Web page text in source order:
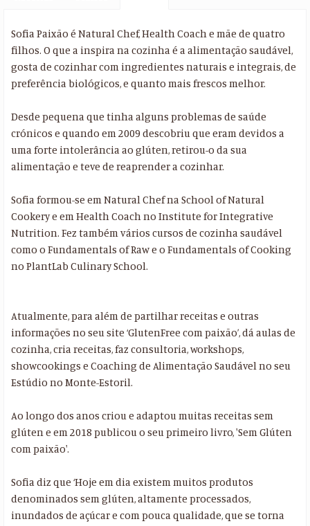
Sofia Paixão é Natural Chef, Health Coach e mãe de quatro
filhos. O que a inspira na cozinha é a alimentação saudável,
gosta de cozinhar com ingredientes naturais e integrais, de
preferência biológicos, e quanto mais frescos melhor.
Desde pequena que tinha alguns problemas de saúde
crónicos e quando em 2009 descobriu que eram devidos a
uma forte intolerância ao glúten, retirou-o da sua
alimentação e teve de reaprender a cozinhar.
Sofia formou-se em Natural Chef na School of Natural
Cookery e em Health Coach no Institute for Integrative
Nutrition. Fez também vários cursos de cozinha saudável
como o Fundamentals of Raw e o Fundamentals of Cooking
no PlantLab Culinary School.
Atualmente, para além de partilhar receitas e outras
informações no seu site ‘GlutenFree com paixão’, dá aulas de
cozinha, cria receitas, faz consultoria, workshops,
showcookings e Coaching de Alimentação Saudável no seu
Estúdio no Monte-Estoril.
Ao longo dos anos criou e adaptou muitas receitas sem
glúten e em 2018 publicou o seu primeiro livro, 'Sem Glúten
com paixão'.
Sofia diz que ‘Hoje em dia existem muitos produtos
denominados sem glúten, altamente processados,
inundados de açúcar e com pouca qualidade, que se torna